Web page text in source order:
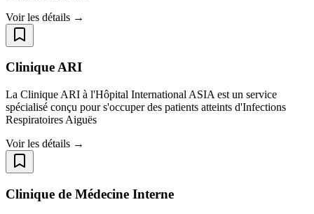
Voir les détails →
Clinique ARI
La Clinique ARI à l'Hôpital International ASIA est un service
spécialisé conçu pour s'occuper des patients atteints d'Infections
Respiratoires Aiguës
Voir les détails →
Clinique de Médecine Interne